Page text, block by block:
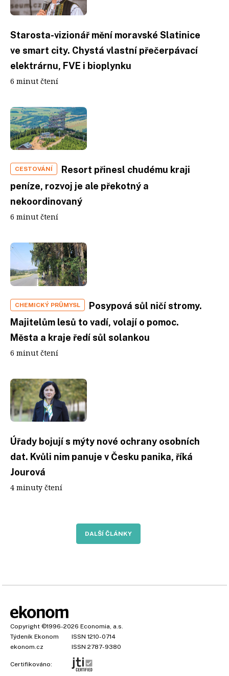
Starosta-vizionář mění moravské Slatinice
ve smart city. Chystá vlastní přečerpávací
elektrárnu, FVE i bioplynku
6 minut čtení
CESTOVÁNÍ
Resort přinesl chudému kraji
peníze, rozvoj je ale překotný a
nekoordinovaný
6 minut čtení
CHEMICKÝ PRŮMYSL
Posypová sůl ničí stromy.
Majitelům lesů to vadí, volají o pomoc.
Města a kraje ředí sůl solankou
6 minut čtení
Úřady bojují s mýty nové ochrany osobních
dat. Kvůli nim panuje v Česku panika, říká
Jourová
4 minuty čtení
DALŠÍ ČLÁNKY
Copyright ©1996-2026 Economia, a.s.
Týdeník Ekonom
ISSN 1210-0714
ekonom.cz
ISSN 2787-9380
Certifikováno: